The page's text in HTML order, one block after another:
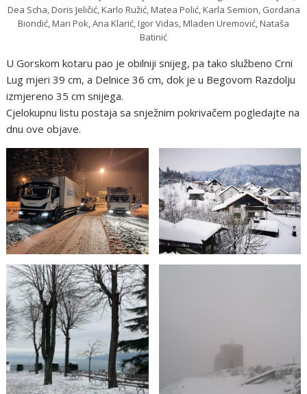
Dea Scha, Doris Jeličić, Karlo Ružić, Matea Polić, Karla Semion, Gordana
Biondić, Mari Pok, Ana Klarić, Igor Vidas, Mladen Uremović, Nataša
Batinić
U Gorskom kotaru pao je obilniji snijeg, pa tako službeno Crni
Lug mjeri 39 cm, a Delnice 36 cm, dok je u Begovom Razdolju
izmjereno 35 cm snijega.
Cjelokupnu listu postaja sa snježnim pokrivačem pogledajte na
dnu ove objave.